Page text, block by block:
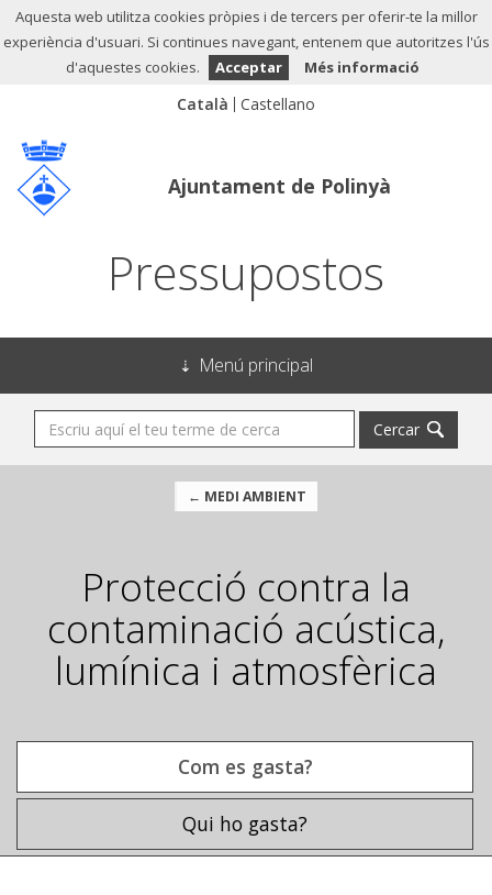
Aquesta web utilitza cookies pròpies i de tercers per oferir-te la millor
experiència d'usuari. Si continues navegant, entenem que autoritzes l'ús
d'aquestes cookies.
Acceptar Més informació
Ajuntament de Polinyà
Pressupostos
Menú principal
Cercar
← MEDI AMBIENT
Protecció contra la
contaminació acústica,
lumínica i atmosfèrica
Com es gasta?
Qui ho gasta?